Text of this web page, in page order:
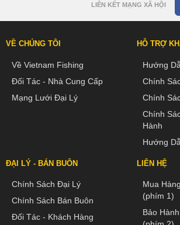
LIÊN KẾT MẠNG XÃ HỘI
VỀ CHÚNG TÔI
Về Vietnam Fishing
Đối Tác - Nhà Cung Cấp
Mạng Lưới Đại Lý
HỖ TRỢ
Hướng
Chính
Chính
Chính
Hành
Hướng
ĐẠI LÝ - BÁN BUÔN
Chính Sách Đại Lý
Chính Sách Bán Buôn
Đối Tác - Khách Hàng
LIÊN HỆ
Mua
(phím 1)
Bảo